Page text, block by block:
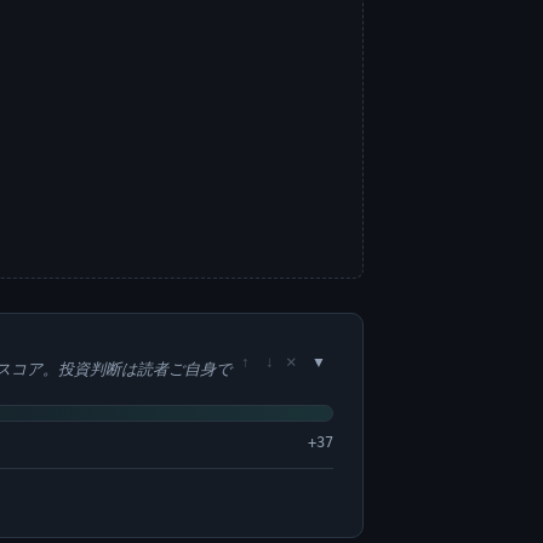
コア。投資判断は読者ご自身で ↑ ↓ ×
+37